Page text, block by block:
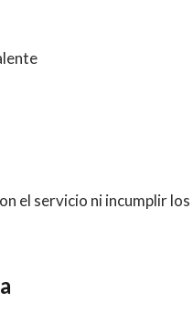
el servicio ni incumplir los